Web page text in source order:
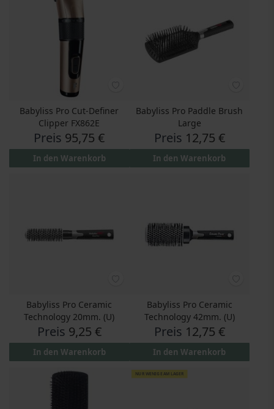
Babyliss Pro Cut-Definer
Clipper FX862E
Preis 95,75 €
In den Warenkorb
Babyliss Pro Paddle Brush
Large
Preis 12,75 €
In den Warenkorb
Babyliss Pro Ceramic
Technology 20mm. (U)
Preis 9,25 €
In den Warenkorb
Babyliss Pro Ceramic
Technology 42mm. (U)
Preis 12,75 €
In den Warenkorb
NUR WENIGE AM LAGER